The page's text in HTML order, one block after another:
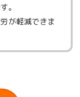
。
が軽減できま